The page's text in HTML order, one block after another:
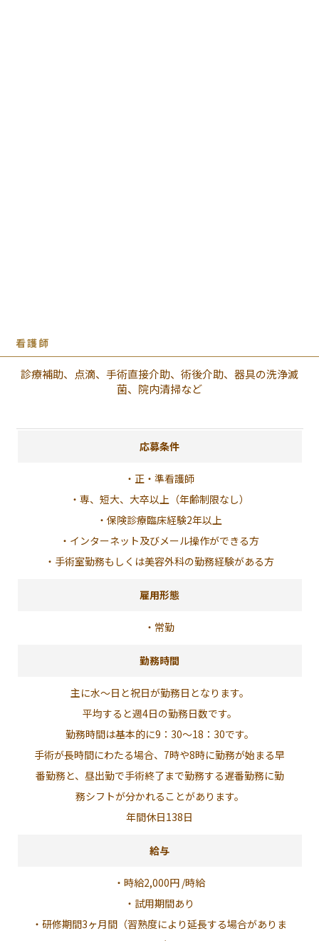
看護師
診療補助、点滴、手術直接介助、術後介助、器具の洗浄滅
菌、院内清掃など
応募条件
・正・準看護師
・専、短大、大卒以上（年齢制限なし）
・保険診療臨床経験2年以上
・インターネット及びメール操作ができる方
・手術室勤務もしくは美容外科の勤務経験がある方
雇用形態
・常勤
勤務時間
主に水～日と祝日が勤務日となります。
平均すると週4日の勤務日数です。
勤務時間は基本的に9：30～18：30です。
手術が長時間にわたる場合、7時や8時に勤務が始まる早
番勤務と、昼出勤で手術終了まで勤務する遅番勤務に勤
務シフトが分かれることがあります。
年間休日138日
給与
・時給2,000円 /時給
・試用期間あり
・研修期間3ヶ月間（習熟度により延長する場合がありま